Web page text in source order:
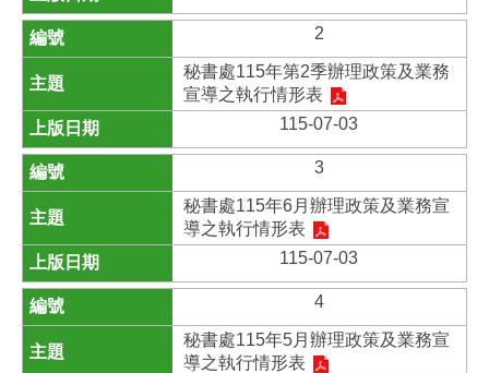
2
秘書處115年第2季辦理政策及業務
宣導之執行情形表
115-07-03
3
秘書處115年6月辦理政策及業務宣
導之執行情形表
115-07-03
4
秘書處115年5月辦理政策及業務宣
導之執行情形表